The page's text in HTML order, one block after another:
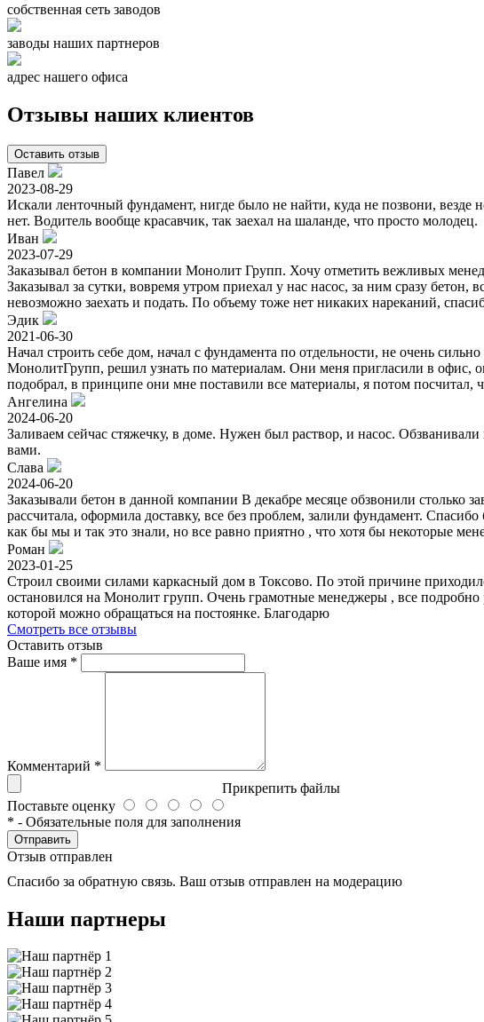
собственная сеть заводов
заводы наших партнеров
адрес нашего офиса
Отзывы наших клиентов
Оставить отзыв
Павел
2023-08-29
Искали ленточный фундамент, нигде было не найти, куда не позвони,
нет. Водитель вообще красавчик, так заехал на шаланде, что просто молодец.
Иван
2023-07-29
Заказывал бетон в компании Монолит Групп. Хочу отметить вежливых
Заказывал за сутки, вовремя утром приехал у нас насос, за ним сразу бетон,
невозможно заехать и подать. По объему тоже нет никаких нареканий,
Эдик
2021-06-30
Начал строить себе дом, начал с фундамента по отдельности, не очень
МонолитГрупп, решил узнать по материалам. Они меня пригласили в офис,
подобрал, в принципе они мне поставили все материалы, я потом посчитал,
Ангелина
2024-06-20
Заливаем сейчас стяжечку, в доме. Нужен был раствор, и насос.
вами.
Слава
2024-06-20
Заказывали бетон в данной компании В декабре месяце обзвонили столько
рассчитала, оформила доставку, все без проблем, залили фундамент.
как бы мы и так это знали, но все равно приятно , что хотя бы некоторые
Роман
2023-01-25
Строил своими силами каркасный дом в Токсово. По этой причине
остановился на Монолит групп. Очень грамотные менеджеры , все
которой можно обращаться на постоянке. Благодарю
Смотреть все отзывы
Оставить отзыв
Ваше имя *
Комментарий *
Прикрепить файлы
Поставьте оценку
* - Обязательные поля для заполнения
Отправить
Отзыв отправлен
Спасибо за обратную связь. Ваш отзыв отправлен на модерацию
Наши партнеры